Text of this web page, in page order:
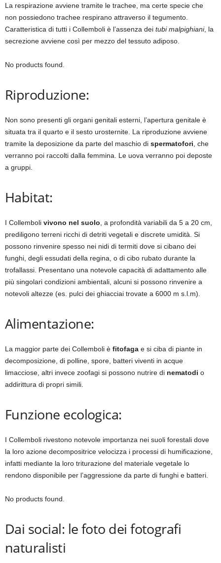
La respirazione avviene tramite le trachee, ma certe specie che
non possiedono trachee respirano attraverso il tegumento.
Caratteristica di tutti i Collemboli è l’assenza dei tubi malpighiani, la
secrezione avviene così per mezzo del tessuto adiposo.
No products found.
Riproduzione:
Non sono presenti gli organi genitali esterni, l’apertura genitale è
situata tra il quarto e il sesto urosternite. La riproduzione avviene
tramite la deposizione da parte del maschio di spermatofori , che
verranno poi raccolti dalla femmina. Le uova verranno poi deposte
a gruppi.
Habitat:
I Collemboli vivono nel suolo , a profondità variabili da 5 a 20 cm,
prediligono terreni ricchi di detriti vegetali e discrete umidità. Si
possono rinvenire spesso nei nidi di termiti dove si cibano dei
funghi, degli essudati della regina, o di cibo rubato durante la
trofallassi. Presentano una notevole capacità di adattamento alle
più singolari condizioni ambientali, alcuni si possono rinvenire a
notevoli altezze (es. pulci dei ghiacciai trovate a 6000 m s.l.m).
Alimentazione:
La maggior parte dei Collemboli è fitofaga e si ciba di piante in
decomposizione, di polline, spore, batteri viventi in acque
limacciose, altri invece zoofagi si possono nutrire di nematodi o
addirittura di propri simili.
Funzione ecologica:
I Collemboli rivestono notevole importanza nei suoli forestali dove
la loro azione decompositrice velocizza i processi di humificazione,
infatti mediante la loro triturazione del materiale vegetale lo
rendono disponibile per l’aggressione da parte di funghi e batteri.
No products found.
Dai social: le foto dei fotografi
naturalisti